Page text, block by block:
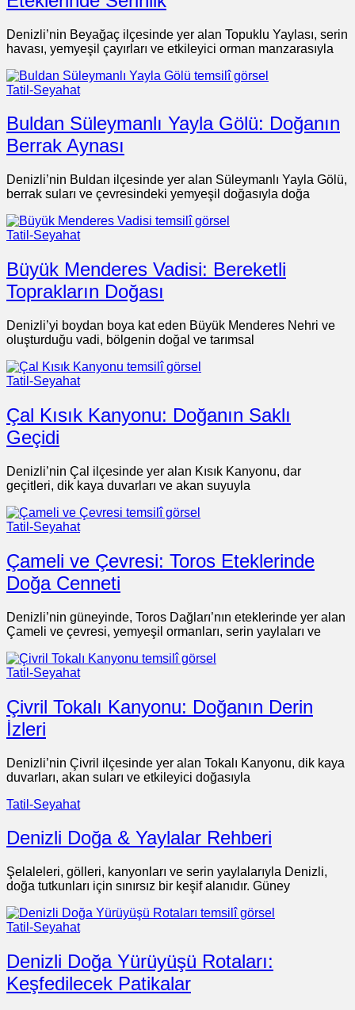
Denizli’nin Beyağaç ilçesinde yer alan Topuklu Yaylası, serin
havası, yemyeşil çayırları ve etkileyici orman manzarasıyla
Tatil-Seyahat
Buldan Süleymanlı Yayla Gölü: Doğanın
Berrak Aynası
Denizli’nin Buldan ilçesinde yer alan Süleymanlı Yayla Gölü,
berrak suları ve çevresindeki yemyeşil doğasıyla doğa
Tatil-Seyahat
Büyük Menderes Vadisi: Bereketli
Toprakların Doğası
Denizli’yi boydan boya kat eden Büyük Menderes Nehri ve
oluşturduğu vadi, bölgenin doğal ve tarımsal
Tatil-Seyahat
Çal Kısık Kanyonu: Doğanın Saklı
Geçidi
Denizli’nin Çal ilçesinde yer alan Kısık Kanyonu, dar
geçitleri, dik kaya duvarları ve akan suyuyla
Tatil-Seyahat
Çameli ve Çevresi: Toros Eteklerinde
Doğa Cenneti
Denizli’nin güneyinde, Toros Dağları’nın eteklerinde yer alan
Çameli ve çevresi, yemyeşil ormanları, serin yaylaları ve
Tatil-Seyahat
Çivril Tokalı Kanyonu: Doğanın Derin
İzleri
Denizli’nin Çivril ilçesinde yer alan Tokalı Kanyonu, dik kaya
duvarları, akan suları ve etkileyici doğasıyla
Tatil-Seyahat
Denizli Doğa & Yaylalar Rehberi
Şelaleleri, gölleri, kanyonları ve serin yaylalarıyla Denizli,
doğa tutkunları için sınırsız bir keşif alanıdır. Güney
Tatil-Seyahat
Denizli Doğa Yürüyüşü Rotaları:
Keşfedilecek Patikalar